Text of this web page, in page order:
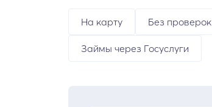
На карту Без проверок
Займы через Госуслуги